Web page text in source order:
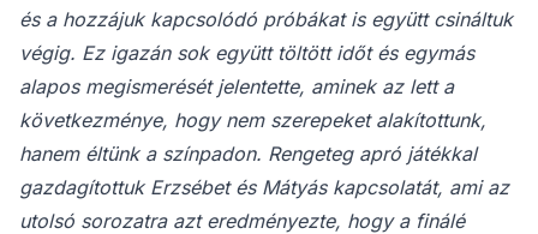
és a hozzájuk kapcsolódó próbákat is együtt csináltuk
végig. Ez igazán sok együtt töltött időt és egymás
alapos megismerését jelentette, aminek az lett a
következménye, hogy nem szerepeket alakítottunk,
hanem éltünk a színpadon. Rengeteg apró játékkal
gazdagítottuk Erzsébet és Mátyás kapcsolatát, ami az
utolsó sorozatra azt eredményezte, hogy a finálé